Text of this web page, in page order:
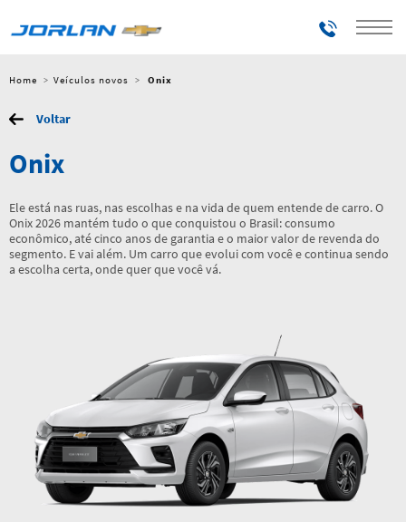
Telefones
Home Veículos novos Onix
Voltar
Onix
Ele está nas ruas, nas escolhas e na vida de quem entende de carro. O
Onix 2026 mantém tudo o que conquistou o Brasil: consumo
econômico, até cinco anos de garantia e o maior valor de revenda do
segmento. E vai além. Um carro que evolui com você e continua sendo
a escolha certa, onde quer que você vá.